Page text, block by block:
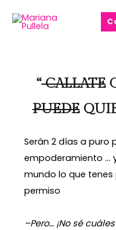
“CALLATE
PUEDE
Serán 2 días a puro
empoderamiento …
mundo lo que tenes
permiso
–Pero… ¡No sé